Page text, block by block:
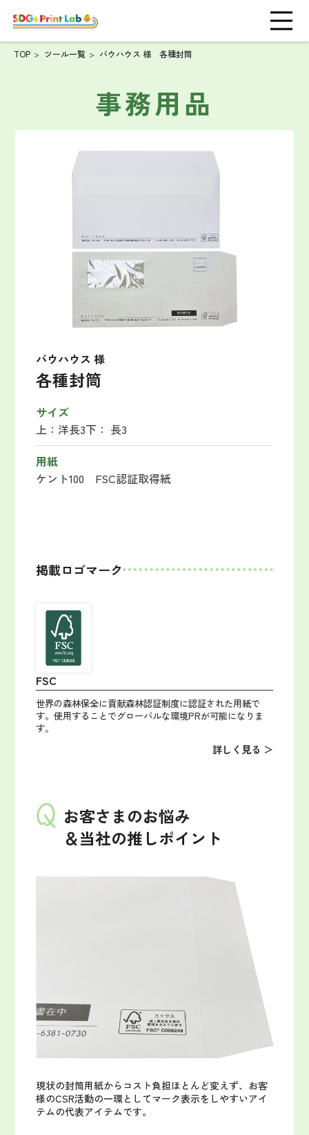
TOP ツール一覧 バウハウス 様 各種封筒
事務用品
バウハウス 様
各種封筒
サイズ
上：洋長3下： 長3
用紙
ケント100 FSC認証取得紙
掲載ロゴマーク
FSC
世界の森林保全に貢献森林認証制度に認証された用紙で
す。使用することでグローバルな環境PRが可能になりま
す。
詳しく見る ＞
お客さまのお悩み
＆当社の推しポイント
現状の封筒用紙からコスト負担ほとんど変えず、お客
様のCSR活動の一環としてマーク表示をしやすいアイ
テムの代表アイテムです。